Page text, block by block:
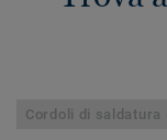
Cordoli di saldatura